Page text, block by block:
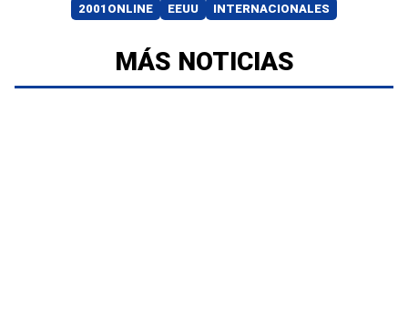
2001ONLINE EEUU INTERNACIONALES
MÁS NOTICIAS